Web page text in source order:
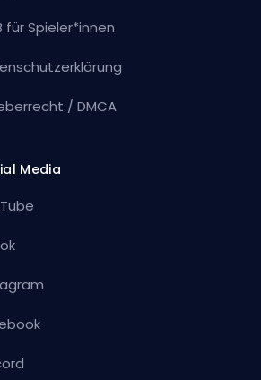
für Spieler*innen
/ DMCA
Media